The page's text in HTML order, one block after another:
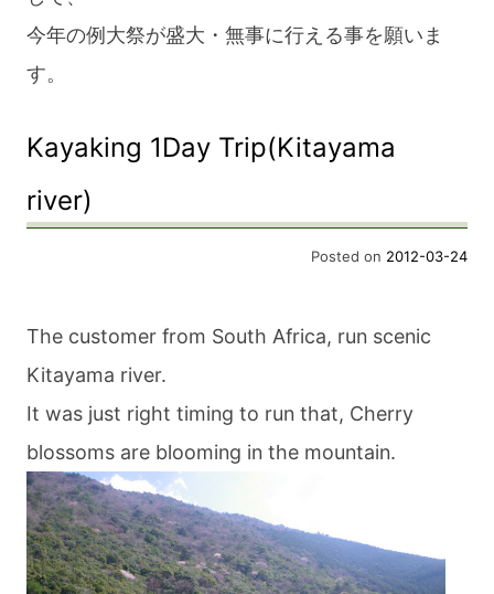
今年の例大祭が盛大・無事に行える事を願いま
す。
Kayaking 1Day Trip(Kitayama
river)
Posted on 2012-03-24
The customer from South Africa, run scenic
Kitayama river.
It was just right timing to run that, Cherry
blossoms are blooming in the mountain.